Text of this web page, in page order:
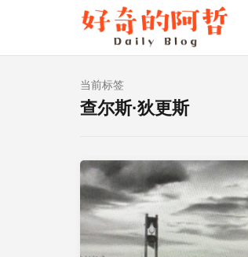
当前标签
查尔斯·狄更斯